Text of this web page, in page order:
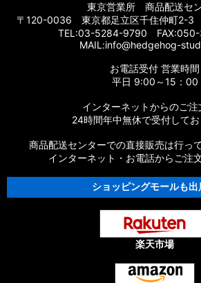
東京営業所 商品配送セ
〒120-0036 東京都足立区千住仲町2-3
TEL:03-5284-9790
MAIL:info@hedgehog-
お電話受付 営業時間
平日 9:00～15：00
インターネットからのご注
24時間年中無休で受付してお
商品配送センターでの直接販売は行っ
インターネット・お電話からご注
ショッピングモールも出
楽天市場